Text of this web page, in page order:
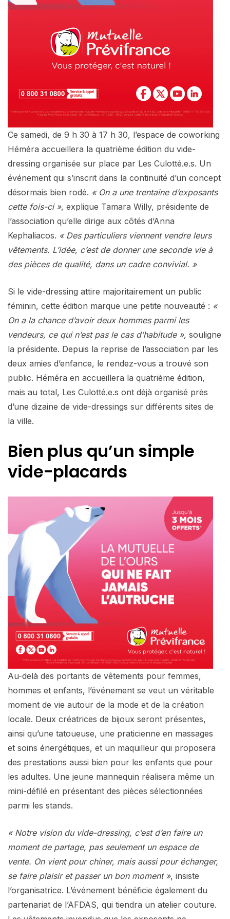
Ce samedi, de 9 h 30 à 17 h 30, l’espace de coworking
Héméra accueillera la quatrième édition du vide-
dressing organisée sur place par Les Culotté.e.s. Un
événement qui s’inscrit dans la continuité d’un concept
désormais bien rodé. « On a une trentaine d’exposants
cette fois-ci », explique Tamara Willy, présidente de
l’association qu’elle dirige aux côtés d’Anna
Kephaliacos. « Des particuliers viennent vendre leurs
vêtements. L’idée, c’est de donner une seconde vie à
des pièces de qualité, dans un cadre convivial. »
Si le vide-dressing attire majoritairement un public
féminin, cette édition marque une petite nouveauté : «
On a la chance d’avoir deux hommes parmi les
vendeurs, ce qui n’est pas le cas d’habitude », souligne
la présidente. Depuis la reprise de l’association par les
deux amies d’enfance, le rendez-vous a trouvé son
public. Héméra en accueillera la quatrième édition,
mais au total, Les Culotté.e.s ont déjà organisé près
d’une dizaine de vide-dressings sur différents sites de
la ville.
Bien plus qu’un simple
vide-placards
Au-delà des portants de vêtements pour femmes,
hommes et enfants, l’événement se veut un véritable
moment de vie autour de la mode et de la création
locale. Deux créatrices de bijoux seront présentes,
ainsi qu’une tatoueuse, une praticienne en massages
et soins énergétiques, et un maquilleur qui proposera
des prestations aussi bien pour les enfants que pour
les adultes. Une jeune mannequin réalisera même un
mini-défilé en présentant des pièces sélectionnées
parmi les stands.
« Notre vision du vide-dressing, c’est d’en faire un
moment de partage, pas seulement un espace de
vente. On vient pour chiner, mais aussi pour échanger,
se faire plaisir et passer un bon moment », insiste
l’organisatrice. L’événement bénéficie également du
partenariat de l’AFDAS, qui tiendra un atelier couture.